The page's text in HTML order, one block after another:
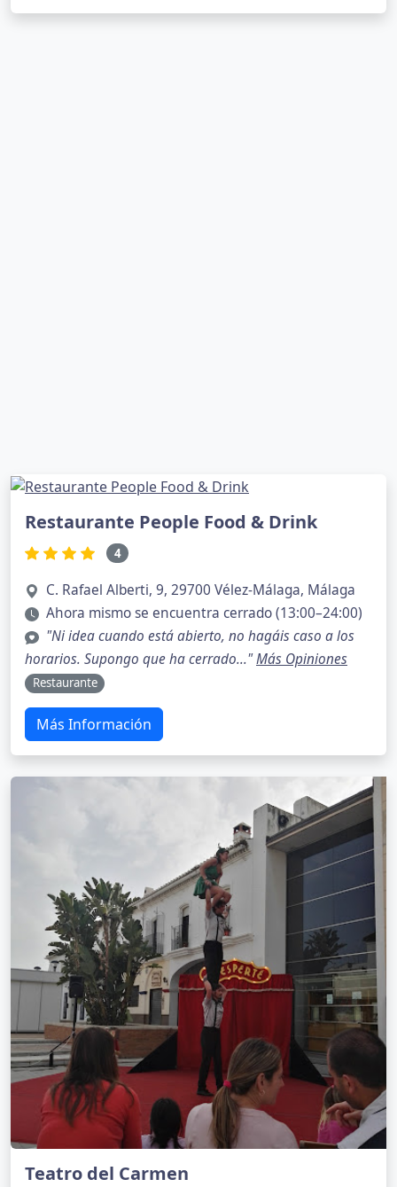
Restaurante People Food & Drink
4
C. Rafael Alberti, 9, 29700 Vélez-Málaga, Málaga
Ahora mismo se encuentra cerrado (13:00–24:00)
"Ni idea cuando está abierto, no hagáis caso a los
horarios. Supongo que ha cerrado..."Más Opiniones
Restaurante
Más Información
Teatro del Carmen